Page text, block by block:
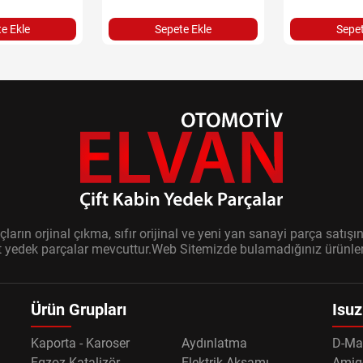
Ekle Sepete Ekle
orjinal çıkma, sıfır orijinal ve yeni yan sanayi parça
parçalar mevcuttur.Web Sitemizde bulamadığınız
Ürün Grupları
Kaporta - Karoser
Aydınlatma
D-